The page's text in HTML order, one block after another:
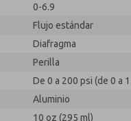
0-6.9
Flujo estándar
Diafragma
Perilla
De 0 a 200 psi (de 0 a
Aluminio
10 oz (295 ml)